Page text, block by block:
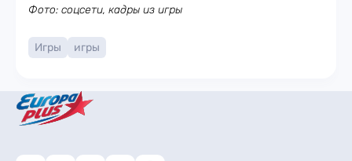
Фото: соцсети, кадры из игры
Игры игры